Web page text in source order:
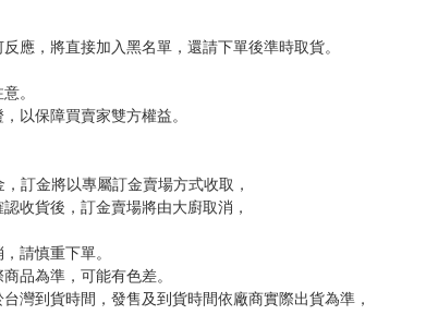
下標後視同完全同意】
其他店家，謝謝。
齊後一起發貨。
為主。
應，逾期不受理。
應，將直接加入黑名單，還請下單後準時取貨。
。